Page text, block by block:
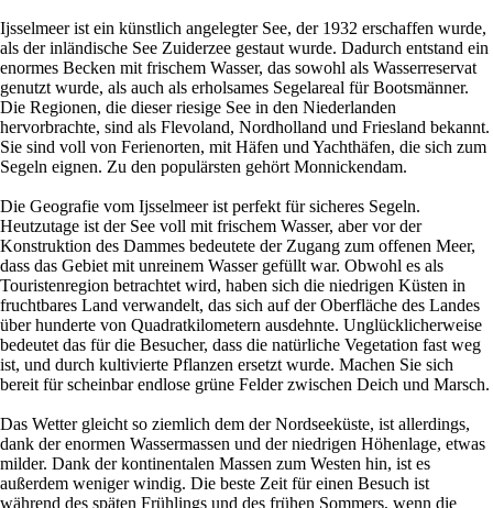
Ijsselmeer ist ein künstlich angelegter See, der 1932 erschaffen wurde,
als der inländische See Zuiderzee gestaut wurde. Dadurch entstand ein
enormes Becken mit frischem Wasser, das sowohl als Wasserreservat
genutzt wurde, als auch als erholsames Segelareal für Bootsmänner.
Die Regionen, die dieser riesige See in den Niederlanden
hervorbrachte, sind als Flevoland, Nordholland und Friesland bekannt.
Sie sind voll von Ferienorten, mit Häfen und Yachthäfen, die sich zum
Segeln eignen. Zu den populärsten gehört Monnickendam.
Die Geografie vom Ijsselmeer ist perfekt für sicheres Segeln.
Heutzutage ist der See voll mit frischem Wasser, aber vor der
Konstruktion des Dammes bedeutete der Zugang zum offenen Meer,
dass das Gebiet mit unreinem Wasser gefüllt war. Obwohl es als
Touristenregion betrachtet wird, haben sich die niedrigen Küsten in
fruchtbares Land verwandelt, das sich auf der Oberfläche des Landes
über hunderte von Quadratkilometern ausdehnte. Unglücklicherweise
bedeutet das für die Besucher, dass die natürliche Vegetation fast weg
ist, und durch kultivierte Pflanzen ersetzt wurde. Machen Sie sich
bereit für scheinbar endlose grüne Felder zwischen Deich und Marsch.
Das Wetter gleicht so ziemlich dem der Nordseeküste, ist allerdings,
dank der enormen Wassermassen und der niedrigen Höhenlage, etwas
milder. Dank der kontinentalen Massen zum Westen hin, ist es
außerdem weniger windig. Die beste Zeit für einen Besuch ist
während des späten Frühlings und des frühen Sommers, wenn die